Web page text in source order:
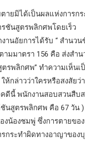
ตายมิได้เป็นผลแห่งการก
รชันสูตรพลิกศพโดยเร็ว
งานอัยการได้รับ “ สำน
ามมาตรา 156 คือ ส่งสำ
ตรพลิกศพ” ทำความเห็น
ห้กล่าวว่าใครหรือสงสัยว่
ดีนี้ พนักงานสอบสวนสืบ
นสูตรพลิกศพ คือ 67 วัน
งน้องชมพู่ ซึ่งการตายข
รกระทำผิดทางอาญาขอ